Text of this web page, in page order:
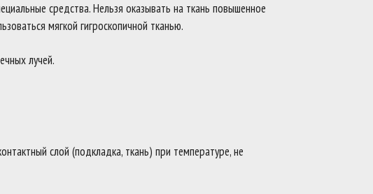
средства. Нельзя оказывать на ткань повышенное
мягкой гигроскопичной тканью.
лучей.
слой (подкладка, ткань) при температуре, не